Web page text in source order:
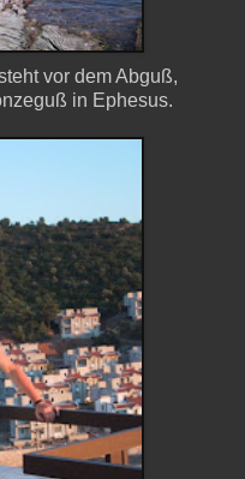
vor dem Abguß,
in Ephesus.